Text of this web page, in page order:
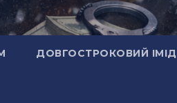
ДОВГОСТРОКОВИЙ